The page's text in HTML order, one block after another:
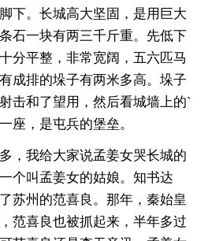
。长城高大坚固，是用巨大
石一块有两三千斤重。先低下
分平整，非常宽阔，五六匹马
成排的垛子有两米多高。垛子
击和了望用，然后看城墙上的`
座，是屯兵的堡垒。
我给大家说孟姜女哭长城的
个叫孟姜女的姑娘。知书达
苏州的范喜良。那年，秦始皇
范喜良也被抓起来，半年多过